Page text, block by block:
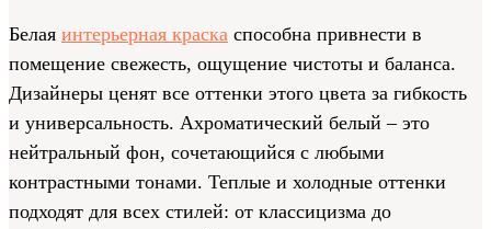
Белая интерьерная краска способна привнести в
помещение свежесть, ощущение чистоты и баланса.
Дизайнеры ценят все оттенки этого цвета за гибкость
и универсальность. Ахроматический белый – это
нейтральный фон, сочетающийся с любыми
контрастными тонами. Теплые и холодные оттенки
подходят для всех стилей: от классицизма до